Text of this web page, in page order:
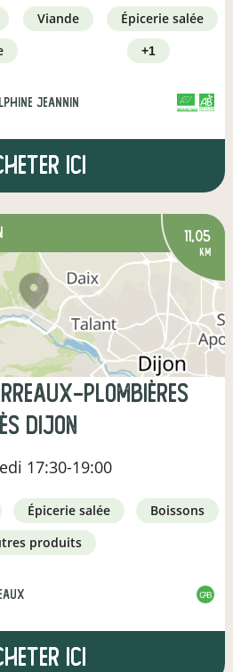
viande
épicerie salée
+1
Jeannin CERTIFIÉ PAR FR-BIO-01
AGRICULTURE FRANCE
ici
11,05
km
Plombières
Dijon
17:30-19:00
épicerie salée
boissons
produits
CAB
ici